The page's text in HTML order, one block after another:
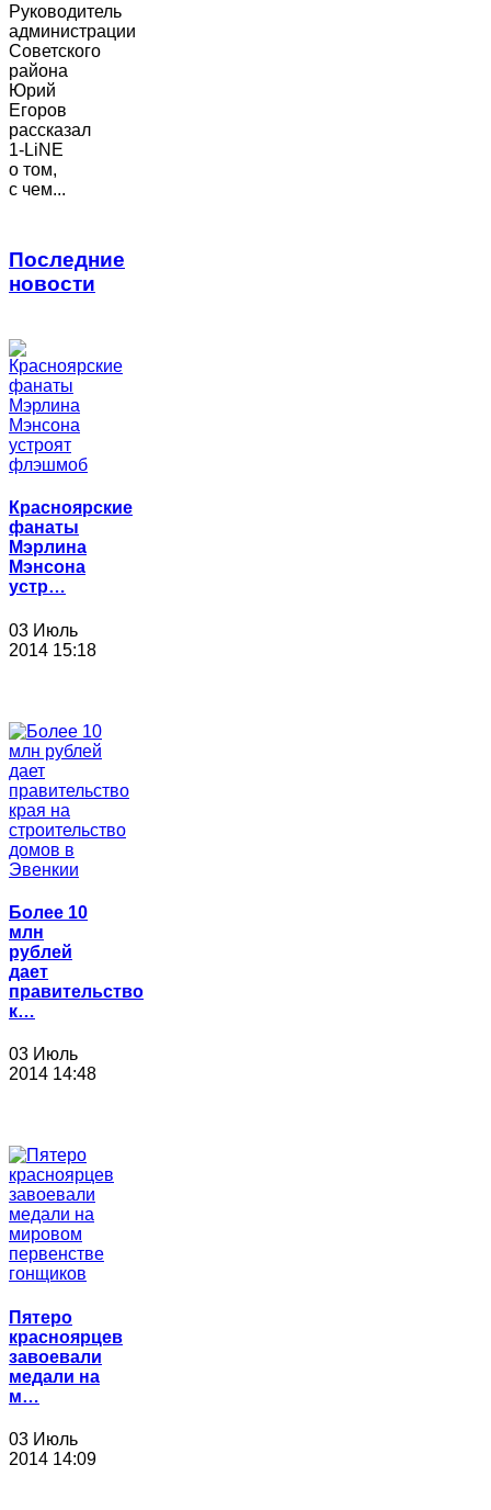
Руководитель
администрации
Советского
района
Юрий
Егоров
рассказал
1-LiNE
о том,
с чем...
Последние
новости
Красноярские
фанаты
Мэрлина
Мэнсона
устр…
03 Июль
2014 15:18
Более 10
млн
рублей
дает
правительство
к…
03 Июль
2014 14:48
Пятеро
красноярцев
завоевали
медали на
м…
03 Июль
2014 14:09